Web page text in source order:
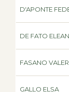
D'APONTE
DE FATO
FASANO
GALLO ELSA